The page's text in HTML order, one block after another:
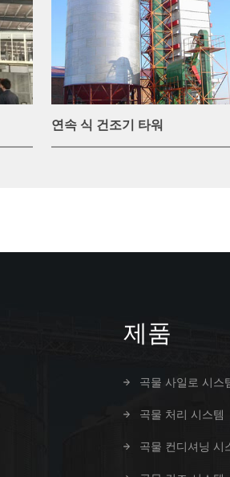
연속 식 건조기 타워
제품
곡물 사일로 시스
곡물 처리 시스템
곡물 컨디셔닝 시